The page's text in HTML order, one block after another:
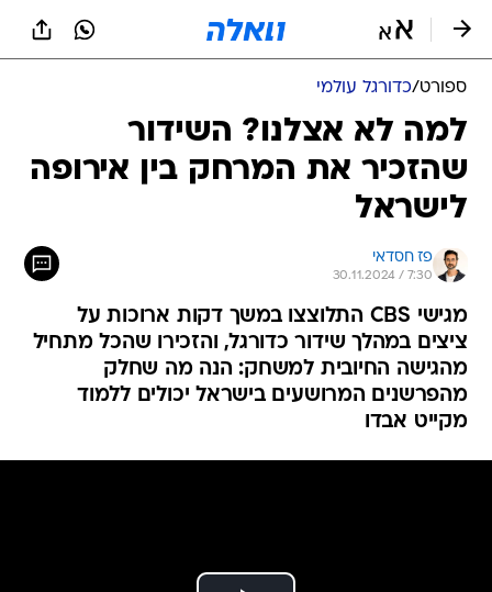
ספורט/כדורגל עולמי
למה לא אצלנו? השידור
שהזכיר את המרחק בין אירופה
לישראל
פז חסדאי
30.11.2024 / 7:30
מגישי CBS התלוצצו במשך דקות ארוכות על
ציצים במהלך שידור כדורגל, והזכירו שהכל מתחיל
מהגישה החיובית למשחק: הנה מה שחלק
מהפרשנים המרושעים בישראל יכולים ללמוד
מקייט אבדו